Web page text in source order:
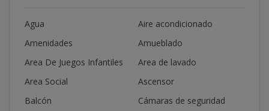
Agua
Aire acondicionado
Amenidades
Amueblado
Area De Juegos Infantiles
Area de lavado
Area Social
Ascensor
Balcón
Cámaras de seguridad